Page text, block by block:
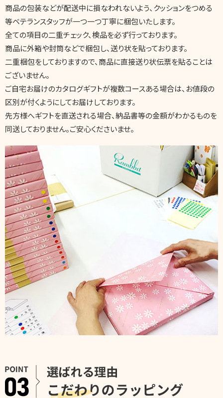
商品の包装などが配送中に損なわれないよう、クッションをつめる
等ベテランスタッフが一つ一つ丁寧に梱包いたします。
全ての項目の二重チェック、検品を必ず行っております。
商品に外箱や封筒などで梱包し、送り状を貼っております。
二重梱包をしておりますので、商品に直接送り状伝票を貼ることは
ございません。
ご自宅お届けのカタログギフトが複数コースある場合は、お値段の
区別が付くようにしてお届けしております。
先方様へギフトを直送される場合、納品書等の金額がわかるものを
同送しておりません。ご安心くださいませ。